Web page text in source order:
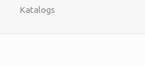
Katalogs